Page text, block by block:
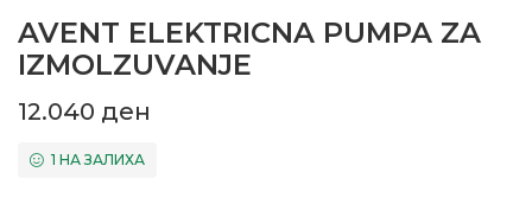
AVENT ELEKTRICNA PUMPA ZA
IZMOLZUVANJE
12.040 ден
1 НА ЗАЛИХА